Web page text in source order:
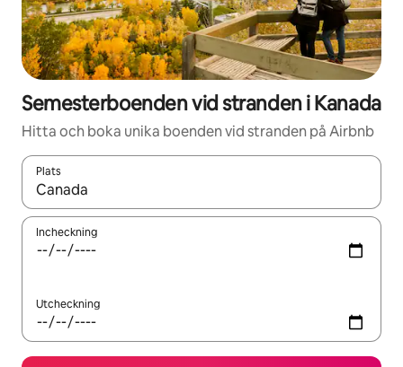
Semesterboenden vid stranden i Kanada
Hitta och boka unika boenden vid stranden på Airbnb
Plats
När resultaten är tillgängliga kan du navigera med upp- och
Incheckning
Utcheckning